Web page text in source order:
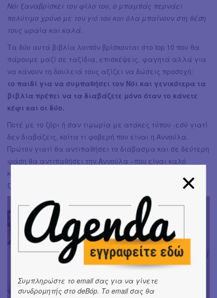
Νόι ξαναβρίσκει τον φίλο του, ο μπαμπάς περνάει
πολύτιμο χρόνο με τον γιό του και όλα μπαίνουν στη θέση
τους ωραία και καλά.
Τα δύο αυτά βιβλία λοιπόν βρίσκονται στο top 10 που θα
πάρουμε μαζί σε ταξίδια, επισκέψεις, φαγητά αλλά για
να κάνουν τη δουλειά τους αξίζει να δώσεις προσοχή:
το παιδί για να συμπαθήσει τον Νόι και γενικότερα τα
βιβλία πρέπει να τα διαβάζετε μόνο όταν το κάνετε
κέφι και οι δύο.
Ποτέ με το ζόρι ή σαν τιμωρία με ατάκες τύπου -εσύ γιατί
δεν διαβάζεις, κοίτα τι φοβερή που είναι η Αννούλα.
Πρώτον γιατί θα αντιπαθήσει το διάβασμα και σε δεύτερη
φάση θα αντιπαθήσει την Αννούλα –που είναι καλό
κοριτσάκι μωρέ κι αυτό ή μήπως δεν είναι και έτσι θα την
ξεφορτωθείς με τρόπο εύκολο και διακριτικό;
Συμπληρώστε το email σας για να γίνετε
συνδρομητής στο deBόp. Το email σας θα